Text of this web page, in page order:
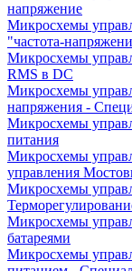
напряжение
Микросхемы
"частота-
Микросхемы
RMS в DC
Микросхемы
напряжения -
Микросхемы
питания
Микросхемы
управления
Микросхемы
Микросхемы
батареями
Микросхемы